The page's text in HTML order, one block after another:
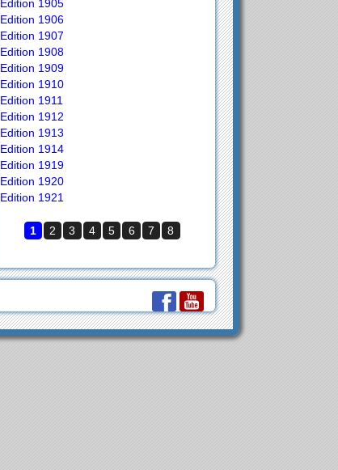
Edition 1905
Edition 1906
Edition 1907
Edition 1908
Edition 1909
Edition 1910
Edition 1911
Edition 1912
Edition 1913
Edition 1914
Edition 1919
Edition 1920
Edition 1921
1 2 3 4 5 6 7 8